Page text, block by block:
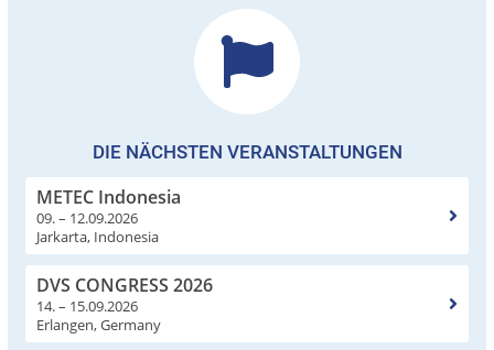
DIE NÄCHSTEN VERANSTALTUNGEN
METEC Indonesia
09. – 12.09.2026
Jarkarta, Indonesia
DVS CONGRESS 2026
14. – 15.09.2026
Erlangen, Germany